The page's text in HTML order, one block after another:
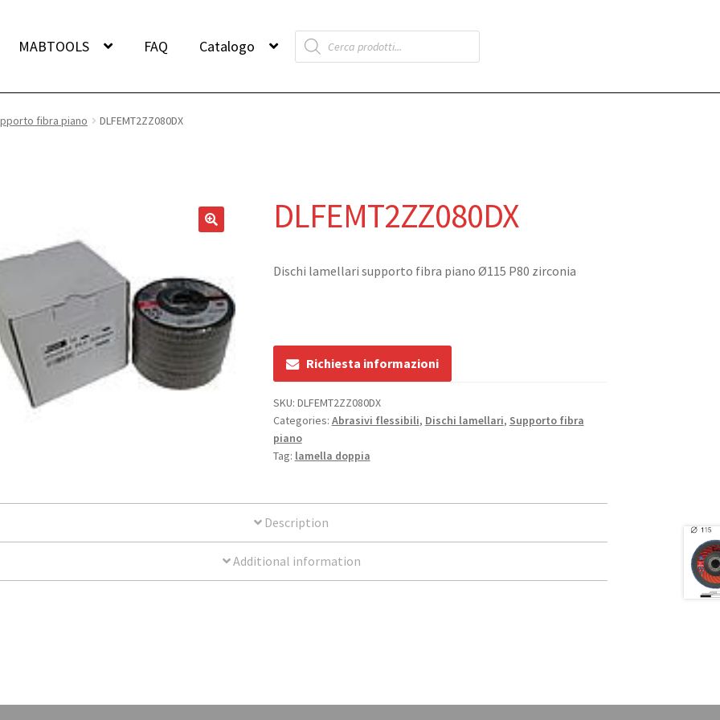
MABTOOLS FAQ Catalogo
Products
search
fibra piano DLFEMT2ZZ080DX
DLFEMT2ZZ080DX
Dischi lamellari supporto fibra piano Ø115 P80 zirconia
Richiesta informazioni
SKU: DLFEMT2ZZ080DX
Categories: Abrasivi flessibili, Dischi lamellari, Supporto fibra
piano
Tag: lamella doppia
Description
Additional information